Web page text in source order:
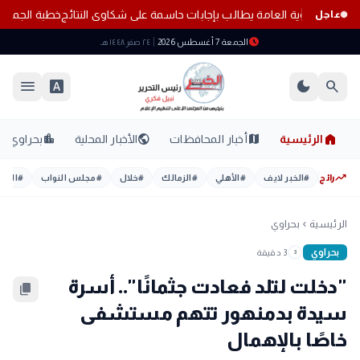
عاجلالثانوية العامة يطالب بإجابات حاسمة على شكاوى النتائجخطبة
scheduleالجمعة 7 أغسطس 2026 ٢٤ صفر ١٤٤٨ هـ
search
dark_mode
font_download
menu
home الرئيسية mapأخبار المحافظات publicالأخبار المحلية location_cityبحراوي
trending_upرائج #الخبر لايف #الأهلي #الزمالك #خلال #مجلس النواب #
الرئيسية chevron_left بحراوي
بحراوي 3 3 دقيقة
"دخلت لتلد فعادت جثمانًا".. أسرة
سيدة بدمنهور تتهم مستشفى
خاصًا بالإهمال
content_copy